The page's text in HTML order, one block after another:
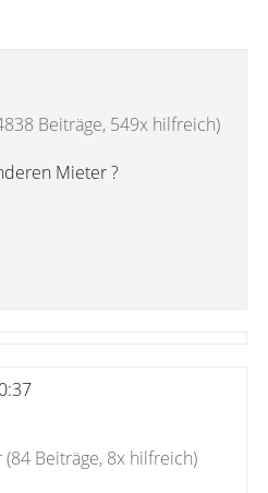
Beiträge, 549x hilfreich)
Mieter ?
(84 Beiträge, 8x hilfreich)